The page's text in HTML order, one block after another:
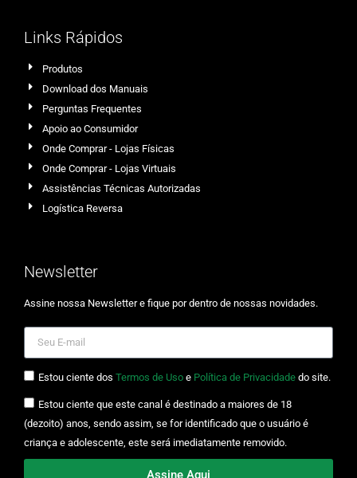
Links Rápidos
Produtos
Download dos Manuais
Perguntas Frequentes
Apoio ao Consumidor
Onde Comprar - Lojas Físicas
Onde Comprar - Lojas Virtuais
Assistências Técnicas Autorizadas
Logística Reversa
Newsletter
Assine nossa Newsletter e fique por dentro de nossas novidades.
Estou ciente dos Termos de Uso e Política de Privacidade do site.
Estou ciente que este canal é destinado a maiores de 18
(dezoito) anos, sendo assim, se for identificado que o usuário é
criança e adolescente, este será imediatamente removido.
Assine Aqui